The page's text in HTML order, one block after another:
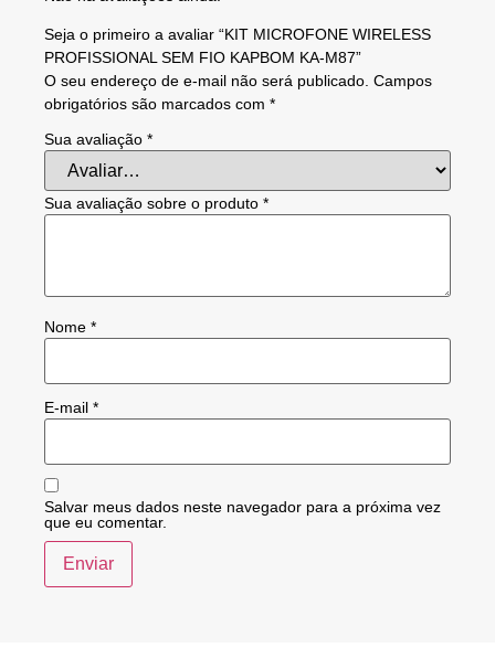
Seja o primeiro a avaliar “KIT MICROFONE WIRELESS
PROFISSIONAL SEM FIO KAPBOM KA-M87”
O seu endereço de e-mail não será publicado. Campos
obrigatórios são marcados com *
Sua avaliação *
Sua avaliação sobre o produto *
Nome *
E-mail *
Salvar meus dados neste navegador para a próxima vez
que eu comentar.